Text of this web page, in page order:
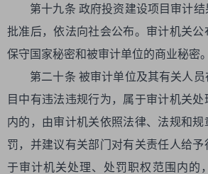
第十九条 政府投资建设项目审计
批准后，依法向社会公布。审计机关公
保守国家秘密和被审计单位的商业秘密。
第二十条 被审计单位及其有关人
目中有违法违规行为，属于审计机关处
内的，由审计机关依照法律、法规和规
罚，并建议有关部门对有关责任人给予
于审计机关处理、处罚职权范围内的